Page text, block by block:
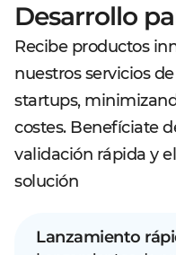
Desarrollo
Recibe productos
nuestros servicios
startups,
costes. Benefíciate
validación rápida y
solución
Lanzamiento